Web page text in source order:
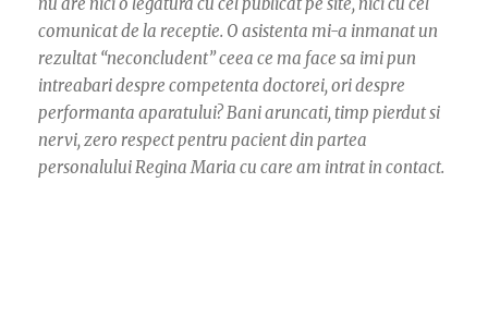
nu are nici o legatura cu cel publicat pe site, nici cu cel
comunicat de la receptie. O asistenta mi-a inmanat un
rezultat “neconcludent” ceea ce ma face sa imi pun
intreabari despre competenta doctorei, ori despre
performanta aparatului? Bani aruncati, timp pierdut si
nervi, zero respect pentru pacient din partea
personalului Regina Maria cu care am intrat in contact.